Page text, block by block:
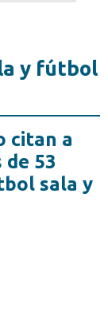
y fútbol
citan a
53
sala y